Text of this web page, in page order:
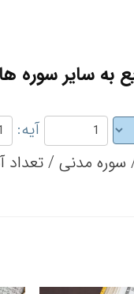
سایر سوره
آیه: